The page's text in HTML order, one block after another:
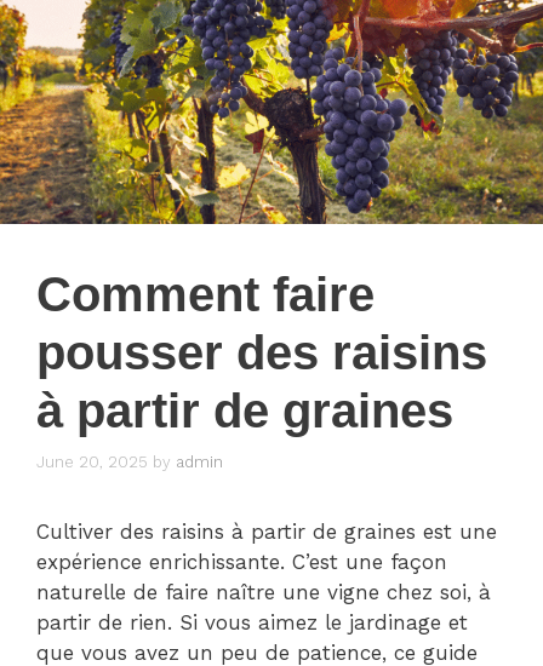
Comment faire
pousser des raisins
à partir de graines
June 20, 2025 by admin
Cultiver des raisins à partir de graines est une
expérience enrichissante. C’est une façon
naturelle de faire naître une vigne chez soi, à
partir de rien. Si vous aimez le jardinage et
que vous avez un peu de patience, ce guide